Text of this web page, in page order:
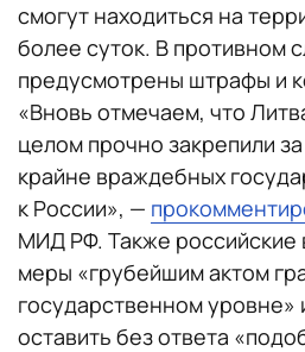
смогут находиться на
более суток. В противном
предусмотрены штрафы и
«Вновь отмечаем, что
целом прочно закрепили
крайне враждебных
к России», —
МИД РФ. Также российские
меры «грубейшим актом
государственном
оставить без ответа